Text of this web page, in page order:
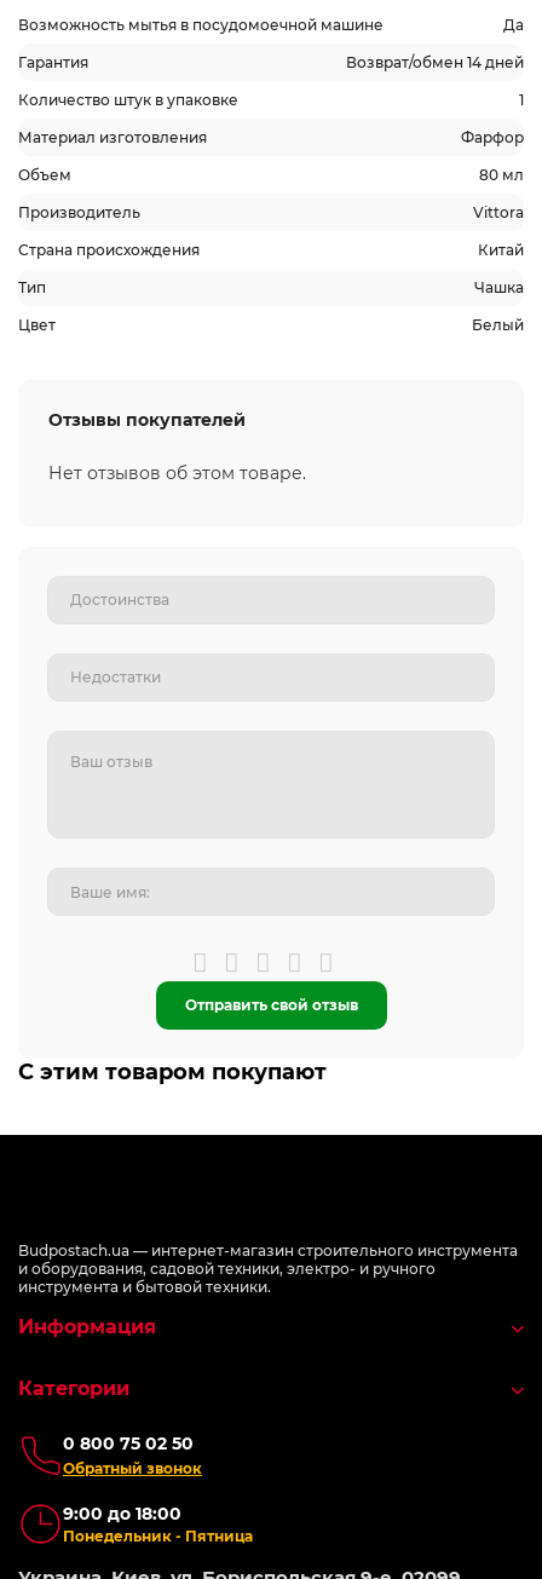
Возможность мытья в посудомоечной машине Да
Гарантия Возврат/обмен 14 дней
Количество штук в упаковке 1
Материал изготовления Фарфор
Объем 80 мл
Производитель Vittora
Страна происхождения Китай
Тип Чашка
Цвет Белый
Отзывы покупателей
Нет отзывов об этом товаре.
Отправить свой отзыв
С этим товаром покупают
Budpostach.ua — интернет-магазин строительного инструмента
и оборудования, садовой техники, электро- и ручного
инструмента и бытовой техники.
0 800 75 02 50
Обратный звонок
9:00 до 18:00
Понедельник - Пятница
Информация
Категории